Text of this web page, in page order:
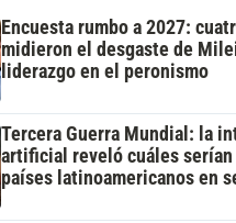
Encuesta rumbo a 2027:
midieron el desgaste de
liderazgo en el peronismo
Tercera Guerra Mundial: la
artificial reveló cuáles
países latinoamericanos en